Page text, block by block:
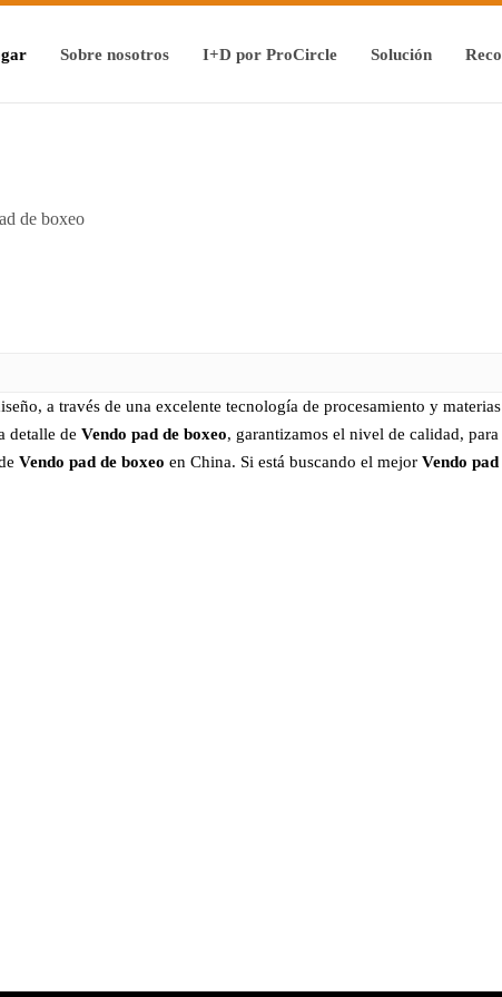
Sobre nosotros I+D por ProCircle Solución
de boxeo
a través de una excelente tecnología de procesamiento y
detalle de Vendo pad de boxeo, garantizamos el nivel de calidad,
Vendo pad de boxeo en China. Si está buscando el mejor Vendo pad